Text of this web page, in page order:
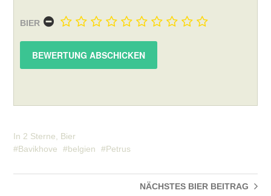
BIER
In 2 Sterne
Bier
Bavikhove
belgien Petrus
NÄCHSTES BIERBEITRAG